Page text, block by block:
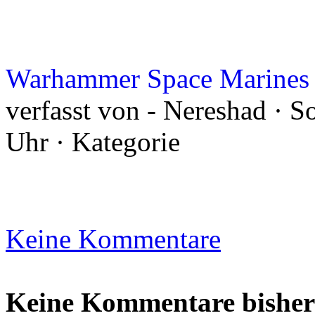
Warhammer Space
verfasst von - Nereshad ·
Uhr · Kategorie
Keine Kommentare
Keine Kommentare bisher